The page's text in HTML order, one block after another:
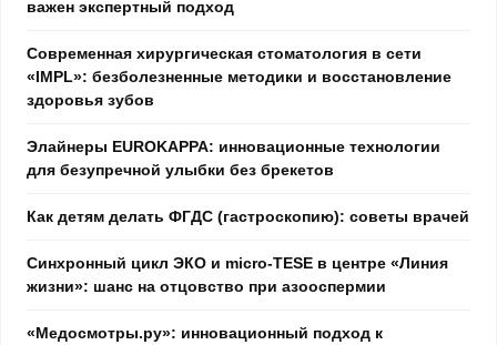
важен экспертный подход
Современная хирургическая стоматология в сети
«IMPL»: безболезненные методики и восстановление
здоровья зубов
Элайнеры EUROKAPPA: инновационные технологии
для безупречной улыбки без брекетов
Как детям делать ФГДС (гастроскопию): советы врачей
Синхронный цикл ЭКО и micro-TESE в центре «Линия
жизни»: шанс на отцовство при азооспермии
«Медосмотры.ру»: инновационный подход к